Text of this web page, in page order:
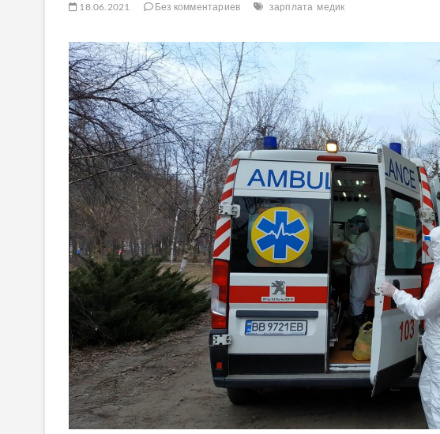
18.06.2021 Без комментариев зарплата медик